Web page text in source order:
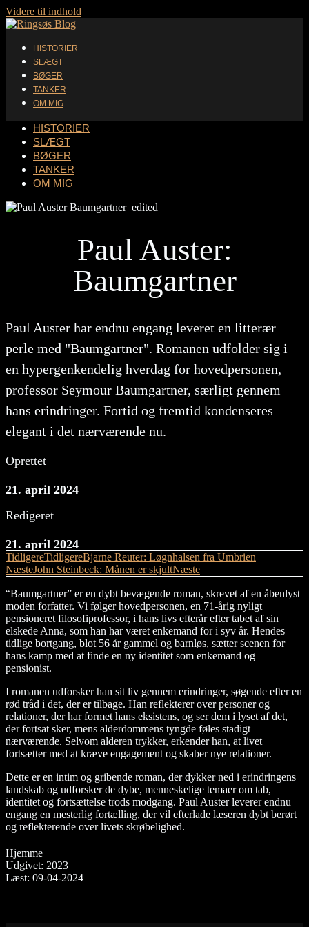
Videre til indhold
HISTORIER
SLÆGT
BØGER
TANKER
OM MIG
HISTORIER
SLÆGT
BØGER
TANKER
OM MIG
Paul Auster:
Baumgartner
Paul Auster har endnu engang leveret en litterær
perle med "Baumgartner". Romanen udfolder sig i
en hypergenkendelig hverdag for hovedpersonen,
professor Seymour Baumgartner, særligt gennem
hans erindringer. Fortid og fremtid kondenseres
elegant i det nærværende nu.
Oprettet
21. april 2024
Redigeret
21. april 2024
TidligereTidligereBjarne Reuter: Løgnhalsen fra Umbrien
NæsteJohn Steinbeck: Månen er skjultNæste
“Baumgartner” er en dybt bevægende roman, skrevet af en åbenlyst
moden forfatter. Vi følger hovedpersonen, en 71-årig nyligt
pensioneret filosofiprofessor, i hans livs efterår efter tabet af sin
elskede Anna, som han har været enkemand for i syv år. Hendes
tidlige bortgang, blot 56 år gammel og barnløs, sætter scenen for
hans kamp med at finde en ny identitet som enkemand og
pensionist.
I romanen udforsker han sit liv gennem erindringer, søgende efter en
rød tråd i det, der er tilbage. Han reflekterer over personer og
relationer, der har formet hans eksistens, og ser dem i lyset af det,
der fortsat sker, mens alderdommens tyngde føles stadigt
nærværende. Selvom alderen trykker, erkender han, at livet
fortsætter med at kræve engagement og skaber nye relationer.
Dette er en intim og gribende roman, der dykker ned i erindringens
landskab og udforsker de dybe, menneskelige temaer om tab,
identitet og fortsættelse trods modgang. Paul Auster leverer endnu
engang en mesterlig fortælling, der vil efterlade læseren dybt berørt
og reflekterende over livets skrøbelighed.
Hjemme
Udgivet: 2023
Læst: 09-04-2024